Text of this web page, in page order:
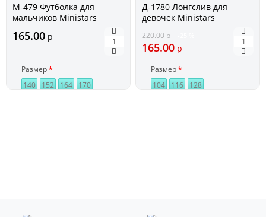
М-479 Футболка для
мальчиков Ministars
165.00 р
Размер
140
152 164 170
Д-1780 Лонгслив для
девочек Ministars
220.00р
165.00 р
Размер
104
116 128